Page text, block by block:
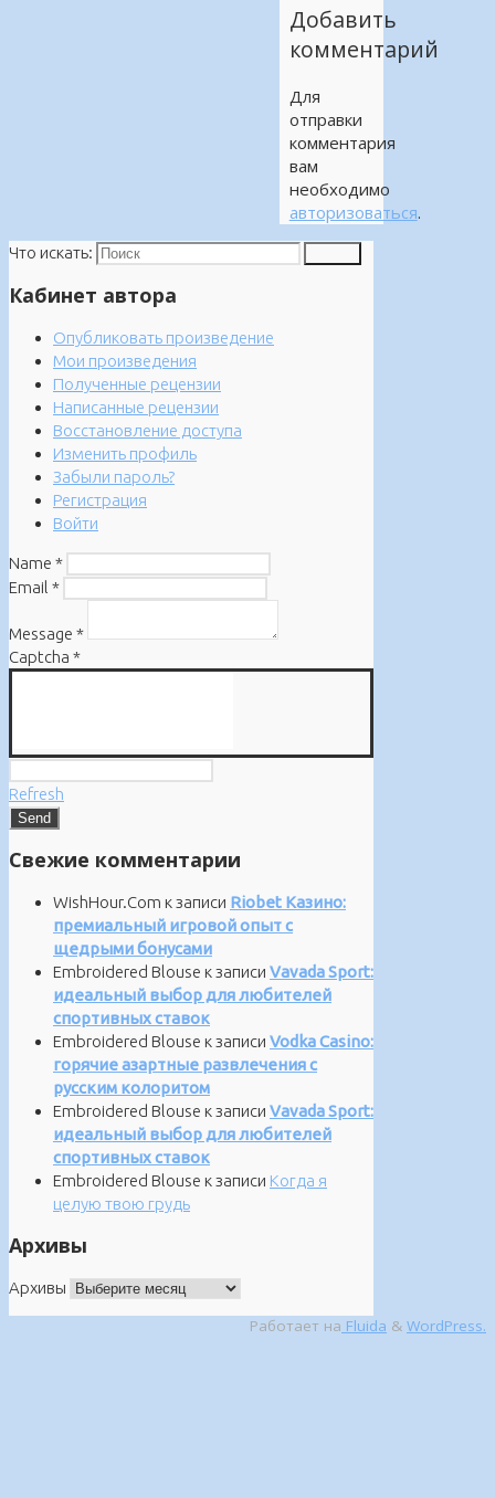
Добавить
комментарий
Для
отправки
комментария
вам
необходимо
авторизоваться.
Что искать:
Кабинет автора
Опубликовать произведение
Мои произведения
Полученные рецензии
Написанные рецензии
Восстановление доступа
Изменить профиль
Забыли пароль?
Регистрация
Войти
Name *
Email *
Message *
Captcha *
Refresh
Свежие комментарии
WishHour.Com к записи Riobet Казино:
премиальный игровой опыт с
щедрыми бонусами
Embroidered Blouse к записи Vavada Sport:
идеальный выбор для любителей
спортивных ставок
Embroidered Blouse к записи Vodka Casino:
горячие азартные развлечения с
русским колоритом
Embroidered Blouse к записи Vavada Sport:
идеальный выбор для любителей
спортивных ставок
Embroidered Blouse к записи Когда я
целую твою грудь
Архивы
Архивы
Работает на Fluida & WordPress.